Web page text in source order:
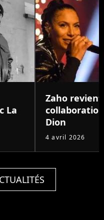
La
Zaho
Dion
4 avril 2026